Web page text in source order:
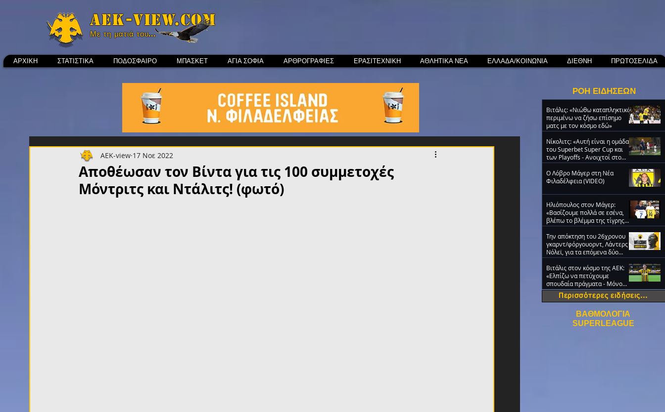
Aek-view.com
Με τη ματιά του...
ΑΡΧΙΚΗ ΣΤΑΤΙΣΤΙΚΑ ΠΟΔΟΣΦΑΙΡΟ ΜΠΑΣΚΕΤ ΑΓΙΑ ΣΟΦΙΑ ΑΡΘΡΟΓΡΑΦΙΕΣ ΕΡΑΣΙΤΕΧΝΙΚΗ ΑΘΛΗΤΙΚΑ ΝΕΑ ΕΛΛΑΔΑ/ΚΟΙΝΩΝΙΑ ΔΙΕΘΝΗ ΠΡΩΤΟΣΕΛΙΔΑ
Αποθέωσαν τον Βίντα για τις 100 συμμετοχές
Μόντριτς και Ντάλιτς! (φωτό)
AEK-view 17 Νοε 2022
ΡΟΗ ΕΙΔΗΣΕΩΝ
Βιτάλις: «Νιώθω καταπληκτικά,
περιμένω να ζήσω επίσημο
ματς με τον κόσμο εδώ»
Νίκολιτς: «Αυτή είναι η ομάδα
του Superbet Super Cup και
των Playoffs - Ανοιχτοί στο
μεταγραφικό παζάρι»
O Λόβρο Μάγερ στη Νέα
Φιλαδέλφεια (VIDEO)
Ηλιόπουλος στον Μάγερ:
«Βασίζουμε πολλά σε εσένα,
βλέπω το βλέμμα της τίγρης
στα μάτια σου» (video)
Την απόκτηση του 26χρονου
γκαρντ/φόργουορντ, Λάντερς
Νόλεϊ, για τα επόμενα δύο
χρόνια ανακοίνωσε η ΑΕΚ
Βιτάλις στον κόσμο της ΑΕΚ:
«Ελπίζω να πετύχουμε
σπουδαία πράγματα - Μόνο
ΑΕΚ!» (VIDEO)
ΒΑΘΜΟΛΟΓΙΑ
SUPERLEAGUE
Περισσότερες ειδήσεις...